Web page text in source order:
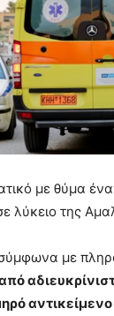
με θύμα
λύκειο της
με